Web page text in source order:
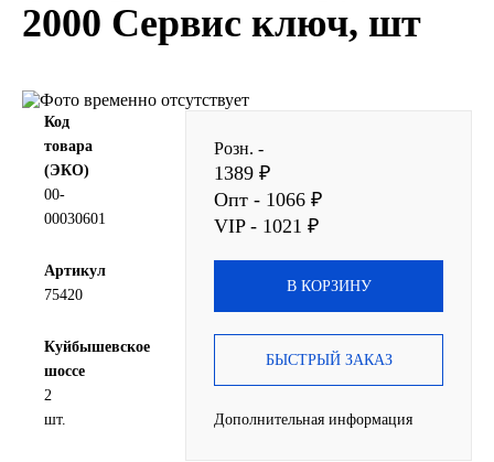
SHELL
TOTACHI
TOTAL
Valvoline
ZIC
BP VISCO
2000 Сервис ключ, шт
Код
товара
(ЭКО)
00-
00030601
Артикул
75420
Куйбышевское
шоссе
2
шт.
Розн. -
1389 ₽
Опт - 1066 ₽
VIP - 1021 ₽
В КОРЗИНУ
БЫСТРЫЙ ЗАКАЗ
Дополнительная информация